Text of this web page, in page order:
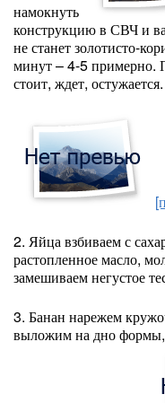
намокнуть
конструкцию в СВЧ и
не станет золотисто-
минут – 4-5 примерно.
стоит, ждет, остужается.
2. Яйца взбиваем с
растопленное масло,
замешиваем негустое
3. Банан нарежем
выложим на дно формы,